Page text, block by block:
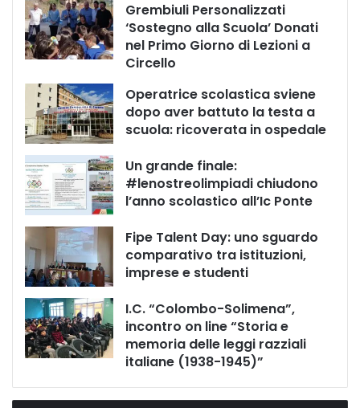
Grembiuli Personalizzati
‘Sostegno alla Scuola’ Donati
nel Primo Giorno di Lezioni a
Circello
Operatrice scolastica sviene
dopo aver battuto la testa a
scuola: ricoverata in ospedale
Un grande finale:
#lenostreolimpiadi chiudono
l’anno scolastico all’Ic Ponte
Fipe Talent Day: uno sguardo
comparativo tra istituzioni,
imprese e studenti
I.C. “Colombo-Solimena”,
incontro on line “Storia e
memoria delle leggi razziali
italiane (1938-1945)”